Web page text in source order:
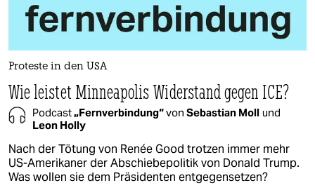
Proteste in den USA
Wie leistet Minneapolis Widerstand gegen ICE?
Podcast„Fernverbindung“von Sebastian Moll und
Leon Holly
Nach der Tötung von Renée Good trotzen immer mehr
US-Amerikaner der Abschiebepolitik von Donald Trump.
Was wollen sie dem Präsidenten entgegensetzen?